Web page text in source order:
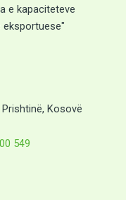
e kapaciteteve
eksportuese"
Kosovë
549